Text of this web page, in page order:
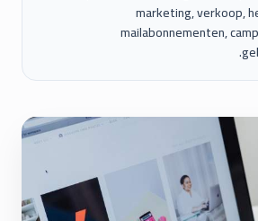
marketing, verkoop,
mailabonnementen,